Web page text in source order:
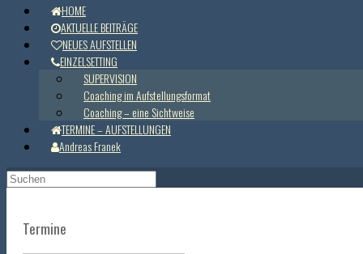
HOME
AKTUELLE BEITRÄGE
NEUES AUFSTELLEN
EINZELSETTING
SUPERVISION
Coaching im Aufstellungsformat
Coaching – eine Sichtweise
TERMINE – AUFSTELLUNGEN
Andreas Franek
Suchen
Termine